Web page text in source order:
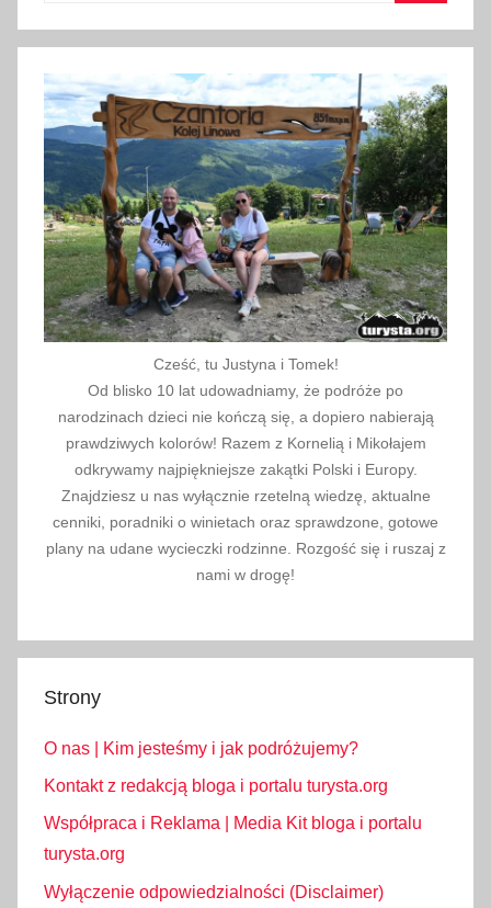
n
a
2
0
9
Cześć, tu Justyna i Tomek!
Od blisko 10 lat udowadniamy, że podróże po
narodzinach dzieci nie kończą się, a dopiero nabierają
prawdziwych kolorów! Razem z Kornelią i Mikołajem
odkrywamy najpiękniejsze zakątki Polski i Europy.
Znajdziesz u nas wyłącznie rzetelną wiedzę, aktualne
cenniki, poradniki o winietach oraz sprawdzone, gotowe
plany na udane wycieczki rodzinne. Rozgość się i ruszaj z
nami w drogę!
Strony
O nas | Kim jesteśmy i jak podróżujemy?
Kontakt z redakcją bloga i portalu turysta.org
Współpraca i Reklama | Media Kit bloga i portalu
turysta.org
Wyłączenie odpowiedzialności (Disclaimer)